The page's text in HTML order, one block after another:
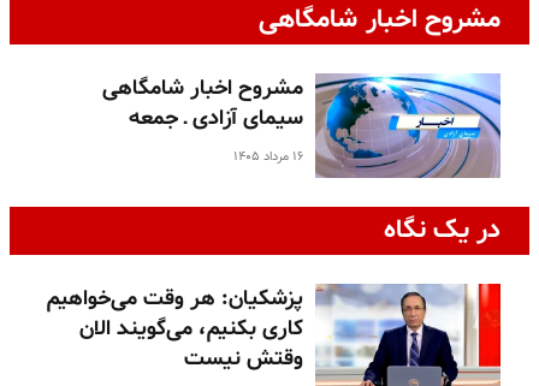
مشروح اخبار شامگاهی
مشروح اخبار شامگاهی
سیمای آزادی ـ جمعه
۱۶ مرداد ۱۴۰۵
در یک نگاه
پزشکیان: هر وقت می‌خواهیم
کاری بکنیم، می‌گویند الان
وقتش نیست